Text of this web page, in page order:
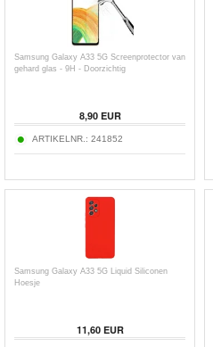
Samsung Galaxy A33 5G Screenprotector van
gehard glas - 9H - Doorzichtig
8,90EUR
ARTIKELNR.: 241852
Samsung Galaxy A33 5G Liquid Siliconen
Hoesje
11,60EUR